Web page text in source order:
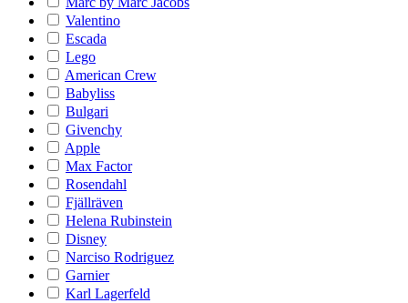
Valentino
Escada
Lego
American Crew
Babyliss
Bulgari
Givenchy
Apple
Max Factor
Rosendahl
Fjällräven
Helena Rubinstein
Disney
Narciso Rodriguez
Garnier
Karl Lagerfeld